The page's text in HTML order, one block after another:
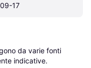
17
da varie fonti
indicative.